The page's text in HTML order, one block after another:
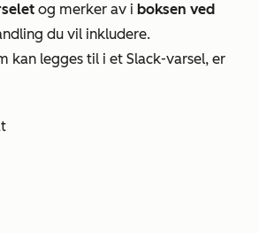
og merker av i boksen ved
du vil inkludere.
kan legges til i et Slack-varsel, er